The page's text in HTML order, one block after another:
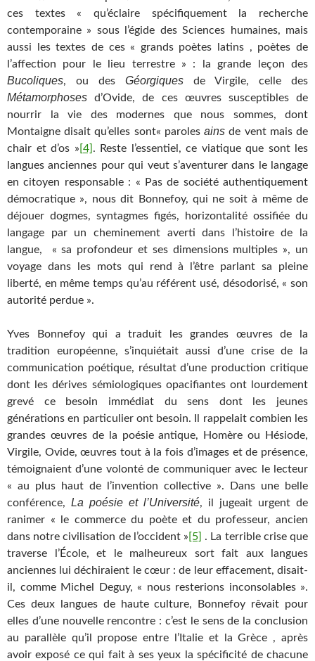
ces textes « qu’éclaire spécifiquement la recherche
contemporaine » sous l’égide des Sciences humaines, mais
aussi les textes de ces « grands poètes latins , poètes de
l’affection pour le lieu terrestre » : la grande leçon des
Bucoliques, ou des Géorgiques de Virgile, celle des
Métamorphoses d’Ovide, de ces œuvres susceptibles de
nourrir la vie des modernes que nous sommes, dont
Montaigne disait qu’elles sont« parolesains de vent mais de
chair et d’os » [4] . Reste l’essentiel, ce viatique que sont les
langues anciennes pour qui veut s’aventurer dans le langage
en citoyen responsable : « Pas de société authentiquement
démocratique », nous dit Bonnefoy, qui ne soit à même de
déjouer dogmes, syntagmes figés, horizontalité ossifiée du
langage par un cheminement averti dans l’histoire de la
langue, « sa profondeur et ses dimensions multiples », un
voyage dans les mots qui rend à l’être parlant sa pleine
liberté, en même temps qu’au référent usé, désodorisé, « son
autorité perdue ».
Yves Bonnefoy qui a traduit les grandes œuvres de la
tradition européenne, s’inquiétait aussi d’une crise de la
communication poétique, résultat d’une production critique
dont les dérives sémiologiques opacifiantes ont lourdement
grevé ce besoin immédiat du sens dont les jeunes
générations en particulier ont besoin. Il rappelait combien les
grandes œuvres de la poésie antique, Homère ou Hésiode,
Virgile, Ovide, œuvres tout à la fois d’images et de présence,
témoignaient d’une volonté de communiquer avec le lecteur
« au plus haut de l’invention collective ». Dans une belle
conférence, La poésie et l’Université, il jugeait urgent de
ranimer « le commerce du poète et du professeur, ancien
dans notre civilisation de l’occident » [5] . La terrible crise que
traverse l’École, et le malheureux sort fait aux langues
anciennes lui déchiraient le cœur : de leur effacement, disait-
il, comme Michel Deguy, « nous resterions inconsolables ».
Ces deux langues de haute culture, Bonnefoy rêvait pour
elles d’une nouvelle rencontre : c’est le sens de la conclusion
au parallèle qu’il propose entre l’Italie et la Grèce , après
avoir exposé ce qui fait à ses yeux la spécificité de chacune